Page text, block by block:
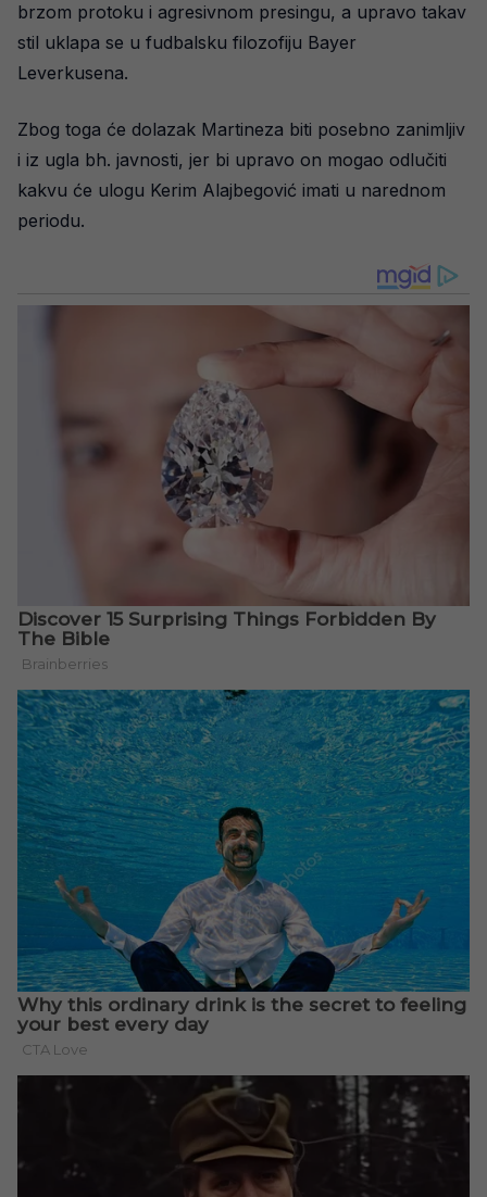
brzom protoku i agresivnom presingu, a upravo takav
stil uklapa se u fudbalsku filozofiju Bayer
Leverkusena.
Zbog toga će dolazak Martineza biti posebno zanimljiv
i iz ugla bh. javnosti, jer bi upravo on mogao odlučiti
kakvu će ulogu Kerim Alajbegović imati u narednom
periodu.